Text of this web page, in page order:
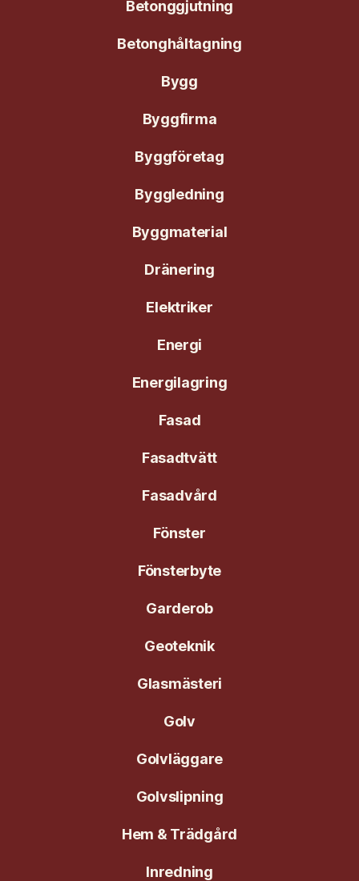
Betonggjutning
Betonghåltagning
Bygg
Byggfirma
Byggföretag
Byggledning
Byggmaterial
Dränering
Elektriker
Energi
Energilagring
Fasad
Fasadtvätt
Fasadvård
Fönster
Fönsterbyte
Garderob
Geoteknik
Glasmästeri
Golv
Golvläggare
Golvslipning
Hem & Trädgård
Inredning